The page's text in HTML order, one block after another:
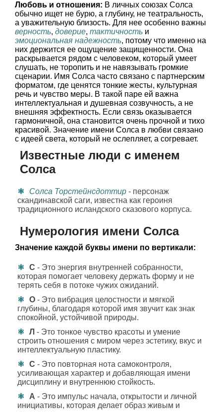
Любовь и отношения: В личных союзах Солса
обычно ищет не бурю, а глубину, не театральность,
а уважительную близость. Для нее особенно важны
верность, доверие, тактичность и
эмоциональная надежность, потому что именно на
них держится ее ощущение защищенности. Она
раскрывается рядом с человеком, который умеет
слушать, не торопить и не навязывать громкие
сценарии. Имя Солса часто связано с партнерским
форматом, где ценятся тонкие жесты, культурная
речь и чувство меры. В такой паре ей важна
интеллектуальная и душевная созвучность, а не
внешняя эффектность. Если связь оказывается
гармоничной, она становится очень прочной и тихо
красивой. Значение имени Солса в любви связано
с идеей света, который не ослепляет, а согревает.
Известные люди с именем
Солса
Солса Торстейнсдоттир - персонаж
скандинавской саги, известна как героиня
традиционного исландского сказового корпуса.
Нумерология имени Солса
Значение каждой буквы имени по вертикали:
С - Это энергия внутренней собранности,
которая помогает человеку держать форму и не
терять себя в потоке чужих ожиданий.
О - Это вибрация целостности и мягкой
глубины, благодаря которой имя звучит как знак
спокойной, устойчивой природы.
Л - Это тонкое чувство красоты и умение
строить отношения с миром через эстетику, вкус и
интеллектуальную пластику.
С - Это повторная нота самоконтроля,
усиливающая характер и добавляющая имени
дисциплину и внутреннюю стойкость.
А - Это импульс начала, открытости и личной
инициативы, которая делает образ живым и